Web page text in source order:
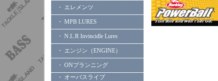
・ エレメンツ
・ MPB LURES
・ N.L.R Invincidle Lures
・ エンジン（ENGINE）
・ ONプランニング
・ オーバスライブ